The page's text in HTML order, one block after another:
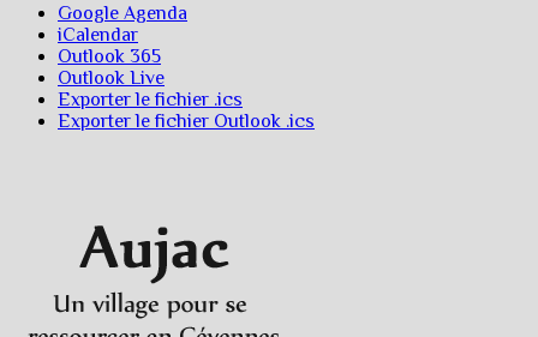
Google Agenda
iCalendar
Outlook 365
Outlook Live
Exporter le fichier .ics
Exporter le fichier Outlook .ics